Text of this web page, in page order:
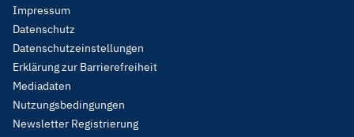
Footer
Menu
Legal
Impressum
Datenschutz
Datenschutzeinstellungen
Erklärung zur Barrierefreiheit
Mediadaten
Nutzungsbedingungen
Newsletter Registrierung